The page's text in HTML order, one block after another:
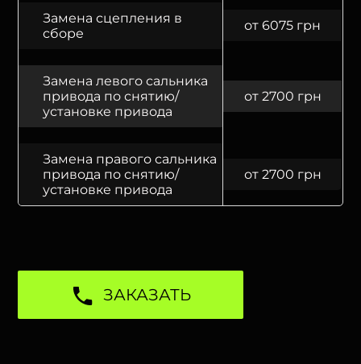
Замена сцепления в
сборе
от 6075 грн
Замена левого сальника
привода по снятию/
установке привода
от 2700 грн
Замена правого сальника
привода по снятию/
установке привода
от 2700 грн
ЗАКАЗАТЬ